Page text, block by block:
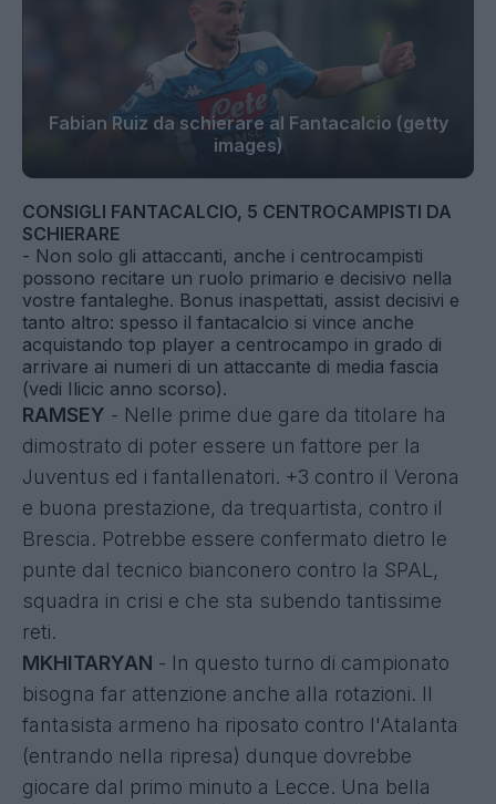
Fabian Ruiz da schierare al Fantacalcio (getty
images)
CONSIGLI FANTACALCIO, 5 CENTROCAMPISTI DA
SCHIERARE
- Non solo gli attaccanti, anche i centrocampisti
possono recitare un ruolo primario e decisivo nella
vostre fantaleghe. Bonus inaspettati, assist decisivi e
tanto altro: spesso il fantacalcio si vince anche
acquistando top player a centrocampo in grado di
arrivare ai numeri di un attaccante di media fascia
(vedi Ilicic anno scorso).
RAMSEY - Nelle prime due gare da titolare ha
dimostrato di poter essere un fattore per la
Juventus ed i fantallenatori. +3 contro il Verona
e buona prestazione, da trequartista, contro il
Brescia. Potrebbe essere confermato dietro le
punte dal tecnico bianconero contro la SPAL,
squadra in crisi e che sta subendo tantissime
reti.
MKHITARYAN - In questo turno di campionato
bisogna far attenzione anche alla rotazioni. Il
fantasista armeno ha riposato contro l'Atalanta
(entrando nella ripresa) dunque dovrebbe
giocare dal primo minuto a Lecce. Una bella